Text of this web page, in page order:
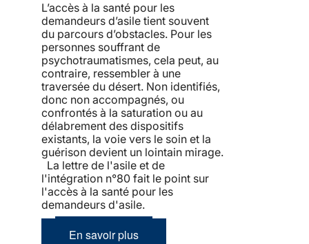
L’accès à la santé pour les
demandeurs d’asile tient souvent
du parcours d’obstacles. Pour les
personnes souffrant de
psychotraumatismes, cela peut, au
contraire, ressembler à une
traversée du désert. Non identifiés,
donc non accompagnés, ou
confrontés à la saturation ou au
délabrement des dispositifs
existants, la voie vers le soin et la
guérison devient un lointain mirage.
La lettre de l'asile et de
l'intégration n°80 fait le point sur
l'accès à la santé pour les
demandeurs d'asile.
En savoir plus